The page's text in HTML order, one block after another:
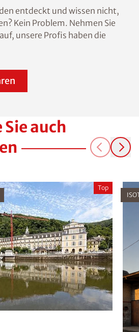
entdeckt und wissen nicht,
Kein Problem. Nehmen Sie
unsere Profis haben die
auch
Top